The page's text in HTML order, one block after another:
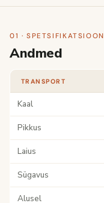
01 · SPETSIFIKATSIOON
Andmed
TRANSPORT
Kaal
Pikkus
Laius
Sügavus
Alusel